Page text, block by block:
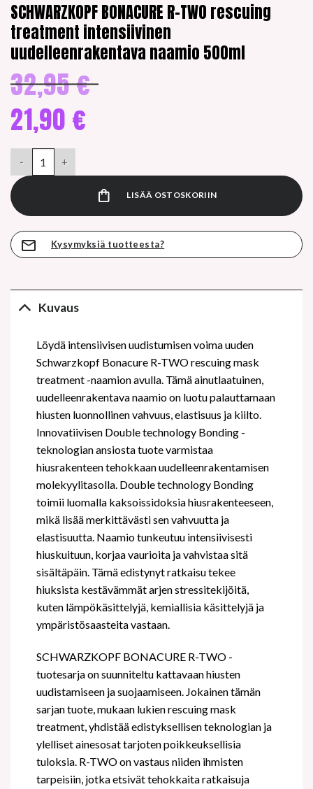
SCHWARZKOPF BONACURE R-TWO rescuing
treatment intensiivinen
uudelleenrakentava naamio 500ml
32,95€ hinta
21,90 €
hinta
on:
21,90 €.
LISÄÄ OSTOSKORIIN
Kysymyksiä tuotteesta?
Kuvaus
Löydä intensiivisen uudistumisen voima uuden
Schwarzkopf Bonacure R-TWO rescuing mask
treatment -naamion avulla. Tämä ainutlaatuinen,
uudelleenrakentava naamio on luotu palauttamaan
hiusten luonnollinen vahvuus, elastisuus ja kiilto.
Innovatiivisen Double technology Bonding -
teknologian ansiosta tuote varmistaa
hiusrakenteen tehokkaan uudelleenrakentamisen
molekyylitasolla. Double technology Bonding
toimii luomalla kaksoissidoksia hiusrakenteeseen,
mikä lisää merkittävästi sen vahvuutta ja
elastisuutta. Naamio tunkeutuu intensiivisesti
hiuskuituun, korjaa vaurioita ja vahvistaa sitä
sisältäpäin. Tämä edistynyt ratkaisu tekee
hiuksista kestävämmät arjen stressitekijöitä,
kuten lämpökäsittelyjä, kemiallisia käsittelyjä ja
ympäristösaasteita vastaan.
SCHWARZKOPF BONACURE R-TWO -
tuotesarja on suunniteltu kattavaan hiusten
uudistamiseen ja suojaamiseen. Jokainen tämän
sarjan tuote, mukaan lukien rescuing mask
treatment, yhdistää edistyksellisen teknologian ja
ylelliset ainesosat tarjoten poikkeuksellisia
tuloksia. R-TWO on vastaus niiden ihmisten
tarpeisiin, jotka etsivät tehokkaita ratkaisuja